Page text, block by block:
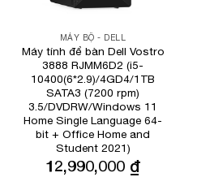
MÁY BỘ - DELL
Máy tính để bàn Dell Vostro
3888 RJMM6D2 (i5-
10400(6*2.9)/4GD4/1TB
SATA3 (7200 rpm)
3.5/DVDRW/Windows 11
Home Single Language 64-
bit + Office Home and
Student 2021)
12,990,000 ₫